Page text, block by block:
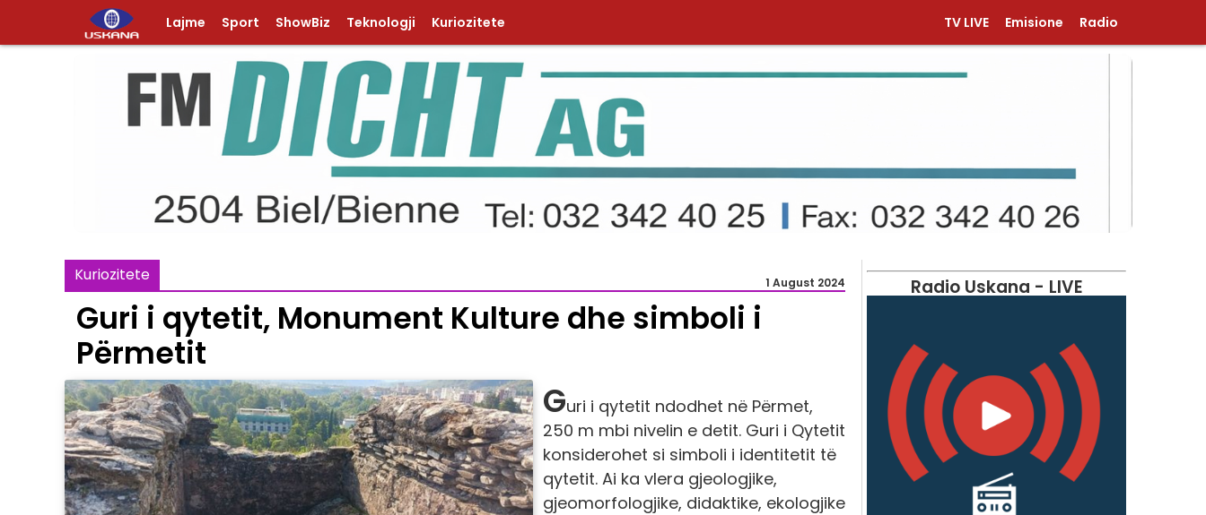
Lajme Sport ShowBiz Teknologji Kuriozitete TV LIVE Emisione Radio
Kuriozitete 1 August 2024
Guri i qytetit, Monument Kulture dhe simboli i
Përmetit
Guri i qytetit ndodhet në Përmet,
250 m mbi nivelin e detit. Guri i Qytetit
konsiderohet si simboli i identitetit të
qytetit. Ai ka vlera gjeologjike,
gjeomorfologjike, didaktike, ekologjike
Radio Uskana - LIVE